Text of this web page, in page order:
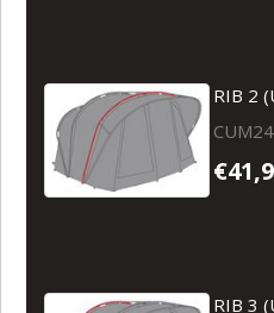
RIB 2
RIB 3